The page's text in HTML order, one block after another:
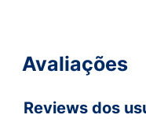
Avaliações
Reviews dos